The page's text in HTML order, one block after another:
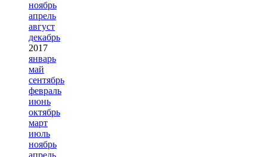
ноябрь
апрель
август
декабрь
2017
январь
май
сентябрь
февраль
июнь
октябрь
март
июль
ноябрь
апрель